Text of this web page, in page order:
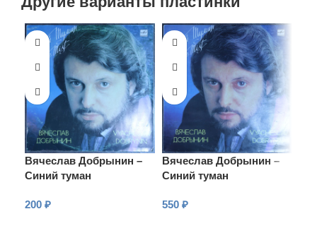
Вячеслав Добрынин –
Синий туман
200 ₽
Вячеслав Добрынин –
Синий туман
550 ₽